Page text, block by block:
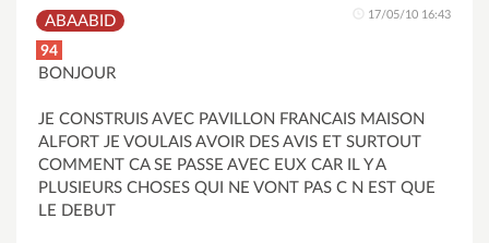
ABAABID 17/05/10 16:43
94
BONJOUR
JE CONSTRUIS AVEC PAVILLON FRANCAIS MAISON
ALFORT JE VOULAIS AVOIR DES AVIS ET SURTOUT
COMMENT CA SE PASSE AVEC EUX CAR IL Y A
PLUSIEURS CHOSES QUI NE VONT PAS C N EST QUE
LE DEBUT